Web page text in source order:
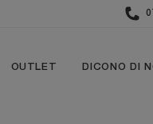
OUTLET DICONO DI